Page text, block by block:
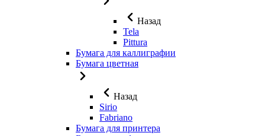
Назад
Tela
Pittura
Бумага для каллиграфии
Бумага цветная
Назад
Sirio
Fabriano
Бумага для принтера